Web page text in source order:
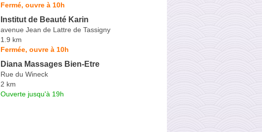
Fermé, ouvre à 10h
Institut de Beauté Karin
avenue Jean de Lattre de Tassigny
1.9 km
Fermée, ouvre à 10h
Diana Massages Bien-Etre
Rue du Wineck
2 km
Ouverte jusqu'à 19h